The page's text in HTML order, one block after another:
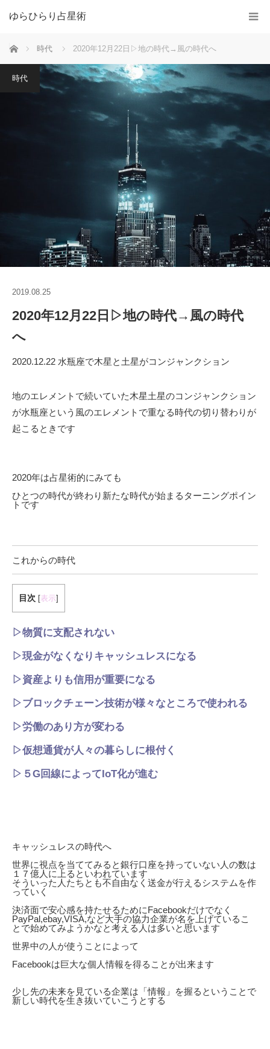
ゆらひらり占星術
ホーム 時代 2020年12月22日▷地の時代→風の時代へ
時代
2019.08.25
2020年12月22日▷地の時代→風の時代
へ
2020.12.22 水瓶座で木星と土星がコンジャンクション
地のエレメントで続いていた木星土星のコンジャンクション
が水瓶座という風のエレメントで重なる時代の切り替わりが
起こるときです
2020年は占星術的にみても
ひとつの時代が終わり 新たな時代が始まるターニングポイン
トです
これからの時代
目次 [表示]
▷物質に支配されない
▷現金がなくなりキャッシュレスになる
▷資産よりも信用が重要になる
▷ブロックチェーン技術が様々なところで使われる
▷労働のあり方が変わる
▷仮想通貨が人々の暮らしに根付く
▷５G回線によってIoT化が進む
キャッシュレスの時代へ
世界に視点を当ててみると銀行口座を持っていない人の数は
１７億人に上るといわれています
そういった人たちとも不自由なく送金が行えるシステムを作
っていく
決済面で安心感を持たせるためにFacebookだけでなく
PayPal,ebay,VISA,など大手の協力企業が名を上げているこ
とで始めてみようかなと考える人は多いと思います
世界中の人が使うことによって
Facebookは巨大な個人情報を得ることが出来ます
少し先の未来を見ている企業は「情報」を握るということで
新しい時代を生き抜いていこうとする